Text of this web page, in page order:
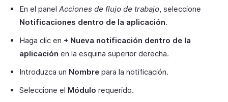
En el panel Acciones de flujo de trabajo, seleccione
Notificaciones dentro de la aplicación.
Haga clic en + Nueva notificación dentro de la
aplicación en la esquina superior derecha.
Introduzca un Nombre para la notificación.
Seleccione el Módulo requerido.